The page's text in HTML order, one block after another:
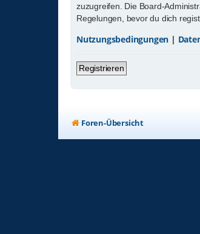
zuzugreifen. Die Board-
Regelungen, bevor du dich
Nutzungsbedingungen |
Registrieren
Foren-Übersicht